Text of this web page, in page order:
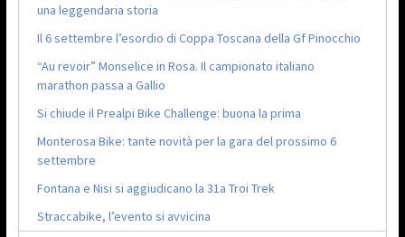
una leggendaria storia
Il 6 settembre l’esordio di Coppa Toscana della Gf Pinocchio
“Au revoir” Monselice in Rosa. Il campionato italiano
marathon passa a Gallio
Si chiude il Prealpi Bike Challenge: buona la prima
Monterosa Bike: tante novità per la gara del prossimo 6
settembre
Fontana e Nisi si aggiudicano la 31a Troi Trek
Straccabike, l’evento si avvicina